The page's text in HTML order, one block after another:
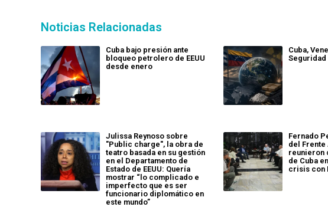
Noticias Relacionadas
Cuba bajo presión ante
bloqueo petrolero de EEUU
desde enero
Cuba,
Seguridad
Julissa Reynoso sobre
"Public charge", la obra de
teatro basada en su gestión
en el Departamento de
Estado de EEUU: Quería
mostrar “lo complicado e
imperfecto que es ser
funcionario diplomático en
este mundo”
Fernado
del Frente
reunieron
de Cuba
crisis con